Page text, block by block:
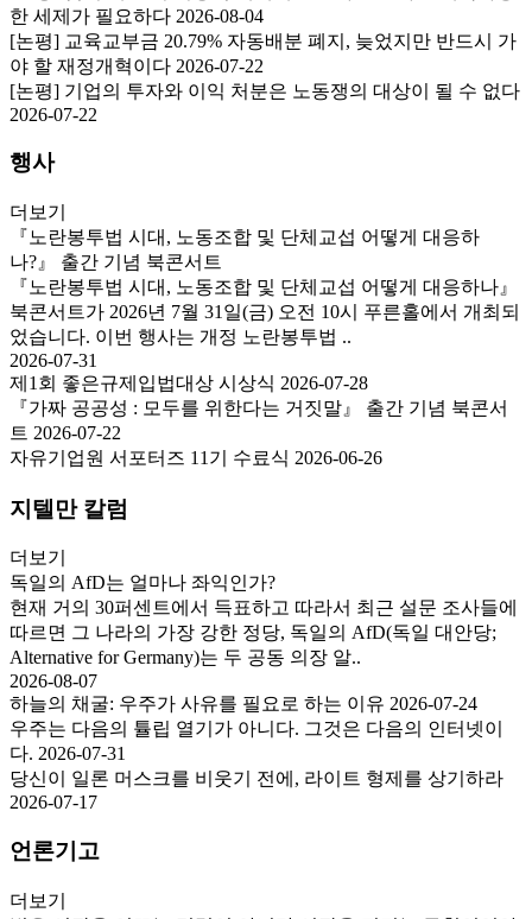
한 세제가 필요하다 2026-08-04
[논평] 교육교부금 20.79% 자동배분 폐지, 늦었지만 반드시 가
야 할 재정개혁이다 2026-07-22
[논평] 기업의 투자와 이익 처분은 노동쟁의 대상이 될 수 없다
2026-07-22
행사
더보기
『노란봉투법 시대, 노동조합 및 단체교섭 어떻게 대응하
나?』 출간 기념 북콘서트
『노란봉투법 시대, 노동조합 및 단체교섭 어떻게 대응하나』
북콘서트가 2026년 7월 31일(금) 오전 10시 푸른홀에서 개최되
었습니다. 이번 행사는 개정 노란봉투법 ..
2026-07-31
제1회 좋은규제입법대상 시상식 2026-07-28
『가짜 공공성 : 모두를 위한다는 거짓말』 출간 기념 북콘서
트 2026-07-22
자유기업원 서포터즈 11기 수료식 2026-06-26
지텔만 칼럼
더보기
독일의 AfD는 얼마나 좌익인가?
현재 거의 30퍼센트에서 득표하고 따라서 최근 설문 조사들에
따르면 그 나라의 가장 강한 정당, 독일의 AfD(독일 대안당;
Alternative for Germany)는 두 공동 의장 알..
2026-08-07
하늘의 채굴: 우주가 사유를 필요로 하는 이유 2026-07-24
우주는 다음의 튤립 열기가 아니다. 그것은 다음의 인터넷이
다. 2026-07-31
당신이 일론 머스크를 비웃기 전에, 라이트 형제를 상기하라
2026-07-17
언론기고
더보기